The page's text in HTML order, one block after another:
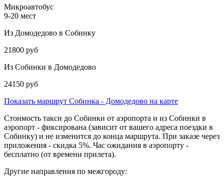
Микроавтобус
9-20 мест
Из Домодедово в Собинку
21800 руб
Из Собинки в Домодедово
24150 руб
Показать маршрут Собинка - Домодедово на карте
Стоимость такси до Собинки от аэропорта и из Собинки в
аэропорт - фиксирована (зависит от вашего адреса поездки в
Собинку) и не изменится до конца маршрута. При заказе через
приложения - скидка 5%. Час ожидания в аэропорту -
бесплатно (от времени прилета).
Другие направления по межгороду: